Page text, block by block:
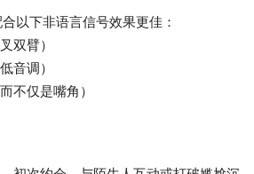
以下非语言信号效果更佳：
双臂）
音调）
不仅是嘴角）